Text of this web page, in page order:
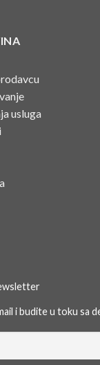
usluga
i budite u toku sa